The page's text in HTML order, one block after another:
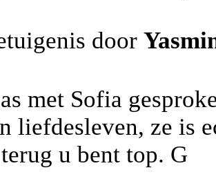
door
met Sofia
liefdesleven, ze is
u bent top. G